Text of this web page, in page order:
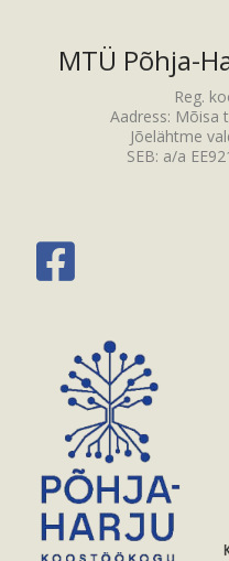
MTÜ Põhja-
Reg.
Aadress: Mõisa
Jõelähtme
SEB: a/a